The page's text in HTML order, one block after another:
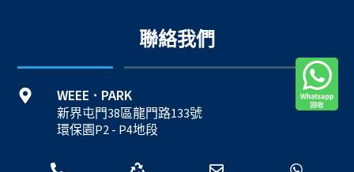
聯絡我們
WEEE · PARK
新界屯門38區龍門路133號
環保園P2 - P4地段